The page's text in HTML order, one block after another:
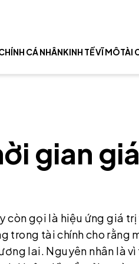
CÁ NHÂNKINH TẾ VĨ MÔTÀI
gian
còn gọi là hiệu ứng giá
trong tài chính cho
lai. Nguyên nhân là